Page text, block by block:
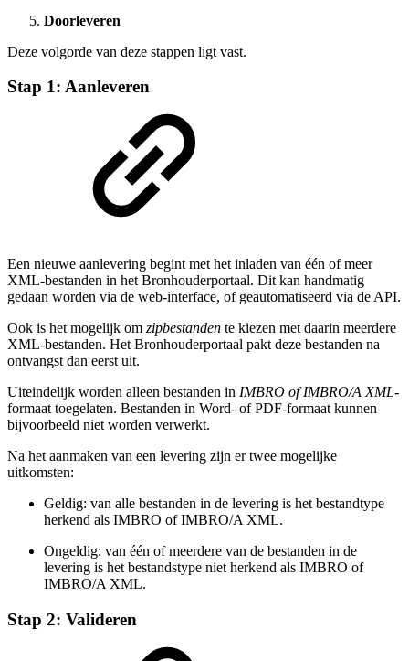
Doorleveren
Deze volgorde van deze stappen ligt vast.
Stap 1: Aanleveren
Een nieuwe aanlevering begint met het inladen van één of meer
XML-bestanden in het Bronhouderportaal. Dit kan handmatig
gedaan worden via de web-interface, of geautomatiseerd via de API.
Ook is het mogelijk om zipbestanden te kiezen met daarin meerdere
XML-bestanden. Het Bronhouderportaal pakt deze bestanden na
ontvangst dan eerst uit.
Uiteindelijk worden alleen bestanden in IMBRO of IMBRO/A XML-
formaat toegelaten. Bestanden in Word- of PDF-formaat kunnen
bijvoorbeeld niet worden verwerkt.
Na het aanmaken van een levering zijn er twee mogelijke
uitkomsten:
Geldig: van alle bestanden in de levering is het bestandtype
herkend als IMBRO of IMBRO/A XML.
Ongeldig: van één of meerdere van de bestanden in de
levering is het bestandstype niet herkend als IMBRO of
IMBRO/A XML.
Stap 2: Valideren